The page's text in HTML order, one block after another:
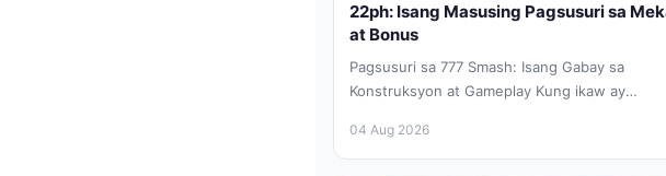
22ph: Isang Masusing Pagsusuri sa
at Bonus
Pagsusuri sa 777 Smash: Isang Gabay sa
Konstruksyon at Gameplay Kung ikaw ay
04 Aug 2026